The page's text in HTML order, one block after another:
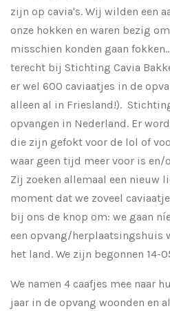
zijn op cavia's. Wij wilden een
onze hokken en waren bezig
misschien konden gaan
terecht bij Stichting Cavia
er wel 600 caviaatjes in de
alleen al in Friesland!).
opvangen in Nederland. Er
die zijn gefokt voor de lol of
waar geen tijd meer voor is en/
Zij zoeken allemaal een nieuw
moment dat we zoveel
bij ons de knop om: we gaan
een opvang/herplaatsingshuis
het land. We zijn begonnen 14-
We namen 4 caafjes mee naar
jaar in de opvang woonden en